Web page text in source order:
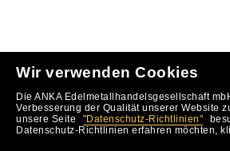
Wir verwenden Cookies
Die ANKA Edelmetallhandelsgesellschaft
Verbesserung der Qualität unserer Website
unsere Seite
"Datenschutz-Richtlinien"
Datenschutz-Richtlinien erfahren möchten,